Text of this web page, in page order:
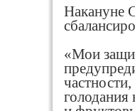
Накануне
«Мои